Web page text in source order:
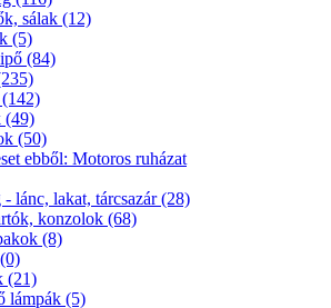
sálak (12)
(5)
(84)
(49)
(50)
ebből: Motoros ruházat
lánc, lakat, tárcsazár (28)
konzolok (68)
(8)
(21)
lámpák (5)